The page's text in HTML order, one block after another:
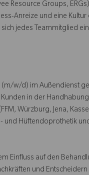
Resource Groups,
Anreize und eine
jedes Teammitglied
w/d) im Außendienst
in der
Würzburg, Jena,
Hüftendoprothetik
Einfluss auf den
und Entscheidern